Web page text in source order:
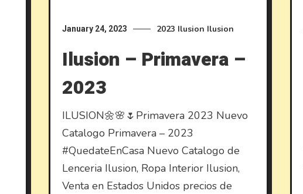
January 24, 2023 2023 Ilusion Ilusion
Ilusion – Primavera –
2023
ILUSION🌼🌸🌷Primavera 2023 Nuevo
Catalogo Primavera – 2023
#QuedateEnCasa Nuevo Catalogo de
Lenceria Ilusion, Ropa Interior Ilusion,
Venta en Estados Unidos precios de